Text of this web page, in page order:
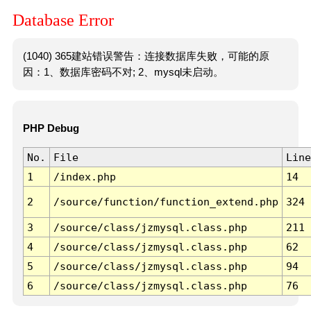
Database Error
(1040) 365建站错误警告：连接数据库失败，可能的原
因：1、数据库密码不对; 2、mysql未启动。
PHP Debug
No. File
Line
1
/index.php 14
2 /source/function/function_extend.php 324
3 /source/class/jzmysql.class.php
211
4
/source/class/jzmysql.class.php
62
5
/source/class/jzmysql.class.php
94
6
/source/class/jzmysql.class.php 76